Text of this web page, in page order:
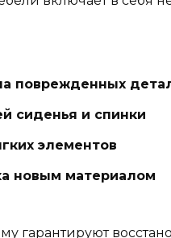
поврежденных
сиденья и спинки
элементов
новым материалом
гарантируют